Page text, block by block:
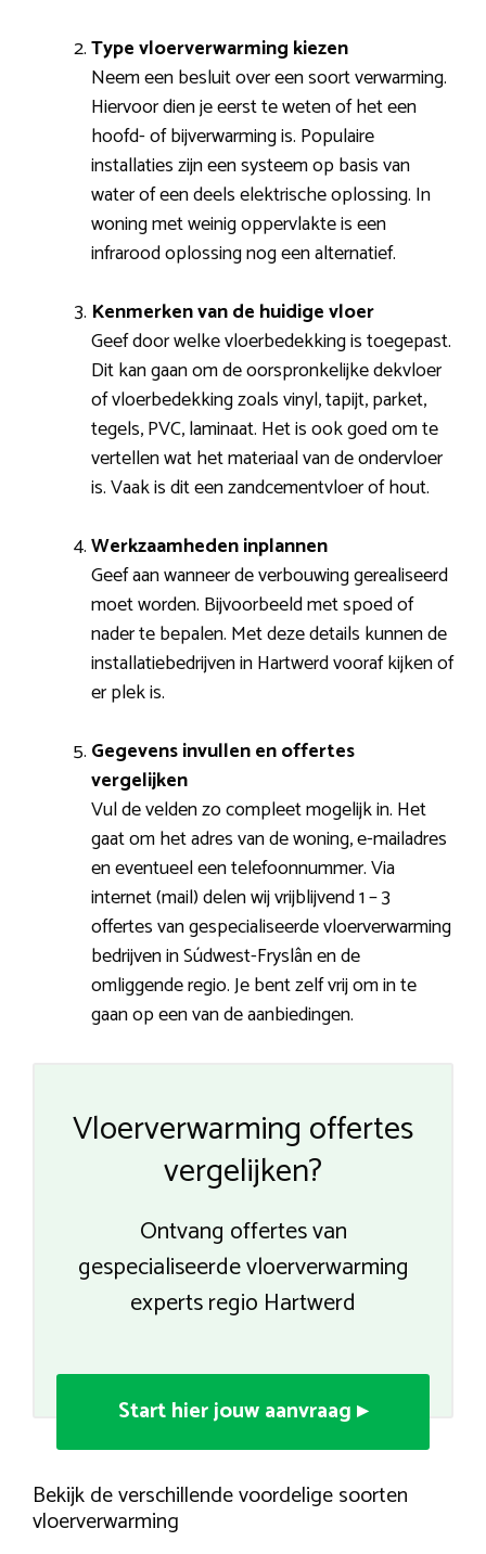
Type vloerverwarming kiezen
Neem een besluit over een soort verwarming.
Hiervoor dien je eerst te weten of het een
hoofd- of bijverwarming is. Populaire
installaties zijn een systeem op basis van
water of een deels elektrische oplossing. In
woning met weinig oppervlakte is een
infrarood oplossing nog een alternatief.
Kenmerken van de huidige vloer
Geef door welke vloerbedekking is toegepast.
Dit kan gaan om de oorspronkelijke dekvloer
of vloerbedekking zoals vinyl, tapijt, parket,
tegels, PVC, laminaat. Het is ook goed om te
vertellen wat het materiaal van de ondervloer
is. Vaak is dit een zandcementvloer of hout.
Werkzaamheden inplannen
Geef aan wanneer de verbouwing gerealiseerd
moet worden. Bijvoorbeeld met spoed of
nader te bepalen. Met deze details kunnen de
installatiebedrijven in Hartwerd vooraf kijken of
er plek is.
Gegevens invullen en offertes
vergelijken
Vul de velden zo compleet mogelijk in. Het
gaat om het adres van de woning, e-mailadres
en eventueel een telefoonnummer. Via
internet (mail) delen wij vrijblijvend 1 – 3
offertes van gespecialiseerde vloerverwarming
bedrijven in Súdwest-Fryslân en de
omliggende regio. Je bent zelf vrij om in te
gaan op een van de aanbiedingen.
Vloerverwarming offertes
vergelijken?
Ontvang offertes van
gespecialiseerde vloerverwarming
experts regio Hartwerd
Start hier jouw aanvraag ▸
Bekijk de verschillende voordelige soorten
vloerverwarming